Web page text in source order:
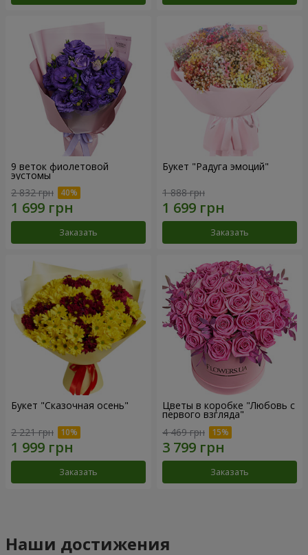
9 веток фиолетовой
эустомы
2 832 грн
Заказать
Букет "Радуга эмоций"
1 888 грн
Заказать
Букет "Сказочная осень"
2 221 грн
Заказать
Цветы в коробке "Любовь с
первого взгляда"
4 469 грн
Заказать
Наши достижения